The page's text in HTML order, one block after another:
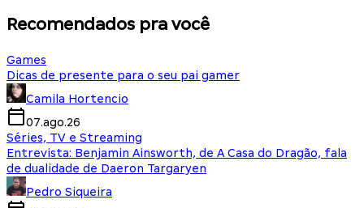
Recomendados pra você
Games
Dicas de presente para o seu pai gamer
Camila Hortencio
07.ago.26
Séries, TV e Streaming
Entrevista: Benjamin Ainsworth, de A Casa do Dragão, fala
de dualidade de Daeron Targaryen
Pedro Siqueira